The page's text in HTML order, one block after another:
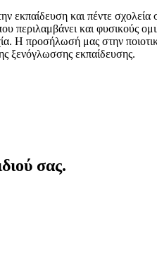
και πέντε
περιλαμβάνει και φυσικούς
Η προσήλωσή μας στην
ξενόγλωσσης εκπαίδευσης.
σας.